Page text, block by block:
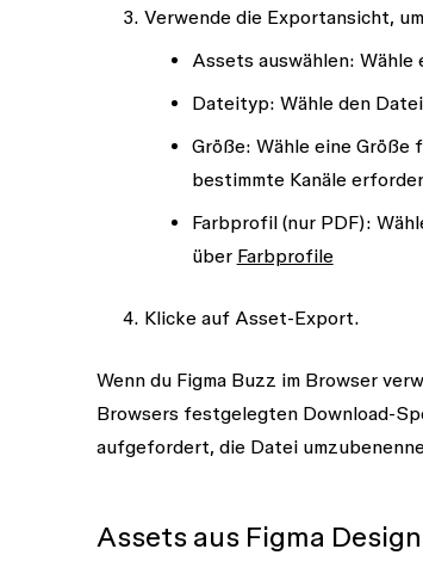
Verwende die Exportansicht,
Assets auswählen: Wähle
Dateityp: Wähle den
Größe: Wähle eine Größe
bestimmte Kanäle
Farbprofil (nur PDF):
über Farbprofile
Klicke auf Asset-Export.
Wenn du Figma Buzz im Browser
Browsers festgelegten Download-
aufgefordert, die Datei
Assets aus Figma